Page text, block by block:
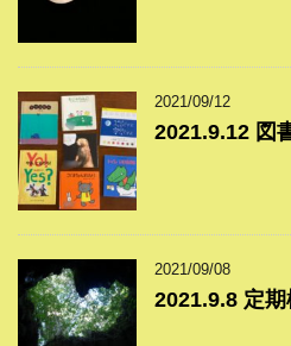
2021/09/12
2021.9.12 図
2021/09/08
2021.9.8 定期